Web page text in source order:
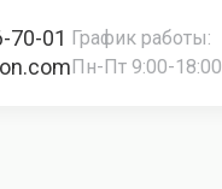
70-01 График работы:
Пн-Пт 9:00-18:00